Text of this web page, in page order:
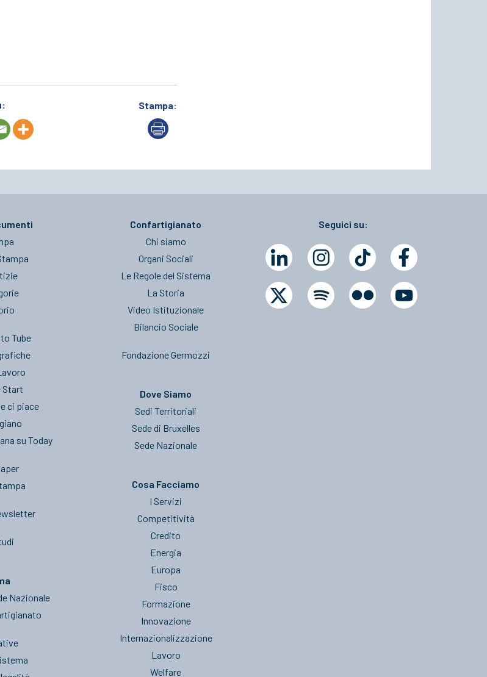
Stampa:
Tube
Start
ci piace
su Today
Nazionale
Confartigianato
Chi siamo
Organi Sociali
Le Regole del Sistema
La Storia
Video Istituzionale
Bilancio Sociale
Fondazione Germozzi
Dove Siamo
Sedi Territoriali
Sede di Bruxelles
Sede Nazionale
Cosa Facciamo
I Servizi
Competitività
Credito
Energia
Europa
Fisco
Formazione
Innovazione
Internazionalizzazione
Lavoro
Welfare
Seguici su: